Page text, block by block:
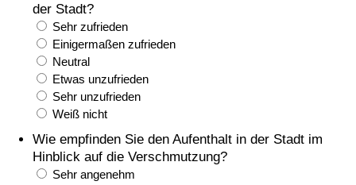
der Stadt?
Sehr zufrieden
Einigermaßen zufrieden
Neutral
Etwas unzufrieden
Sehr unzufrieden
Weiß nicht
Wie empfinden Sie den Aufenthalt in der Stadt im
Hinblick auf die Verschmutzung?
Sehr angenehm